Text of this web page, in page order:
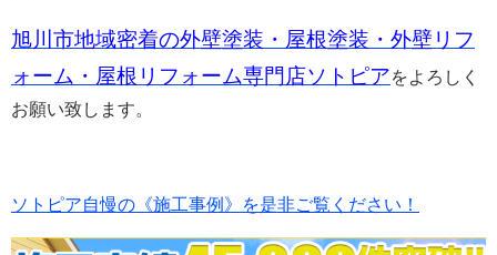
旭川市地域密着の外壁塗装・屋根塗装・外壁リフ
ォーム・屋根リフォーム専門店ソトピアをよろしく
お願い致します。
ソトピア自慢の《施工事例》を是非ご覧ください！